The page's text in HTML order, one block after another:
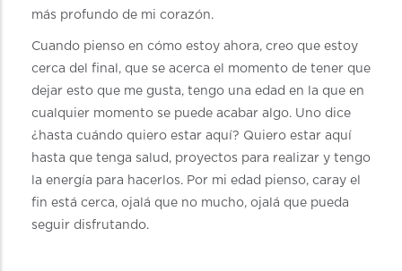
más profundo de mi corazón.
Cuando pienso en cómo estoy ahora, creo que estoy
cerca del final, que se acerca el momento de tener que
dejar esto que me gusta, tengo una edad en la que en
cualquier momento se puede acabar algo. Uno dice
¿hasta cuándo quiero estar aquí? Quiero estar aquí
hasta que tenga salud, proyectos para realizar y tengo
la energía para hacerlos. Por mi edad pienso, caray el
fin está cerca, ojalá que no mucho, ojalá que pueda
seguir disfrutando.